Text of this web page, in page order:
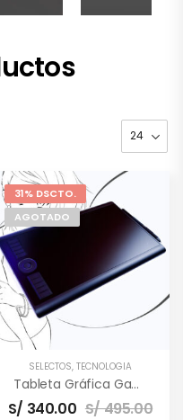
31% DSCTO.
AGOTADO
SELECTOS, TECNOLOGÍA
Tableta Gráfica Gaomon M10K PRO [10×6.5″] –
S/ 340.00 S/495.00